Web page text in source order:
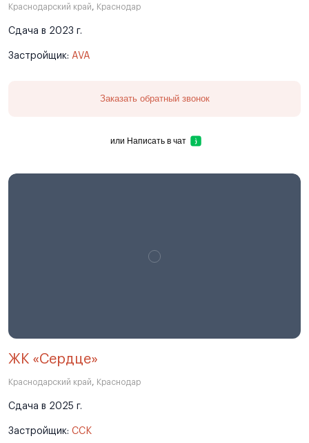
Краснодарский край, Краснодар
Сдача в 2023 г.
Застройщик: AVA
Заказать обратный звонок
или Написать в чат
ЖК «Сердце»
Краснодарский край, Краснодар
Сдача в 2025 г.
Застройщик: ССК